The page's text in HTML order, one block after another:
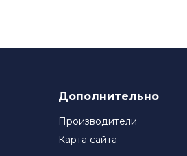
Дополнительно
Производители
Карта сайта